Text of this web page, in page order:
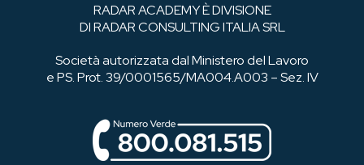
RADAR ACADEMY È DIVISIONE
DI RADAR CONSULTING ITALIA SRL
Società autorizzata dal Ministero del Lavoro
e PS. Prot. 39/0001565/MA004.A003 – Sez. IV